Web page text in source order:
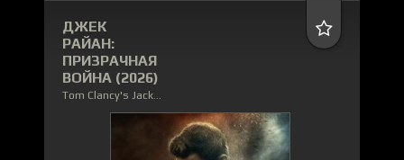
ДЖЕК
РАЙАН:
ПРИЗРАЧНАЯ
ВОЙНА (2026)
Tom Clancy's Jack Ryan: Ghost War